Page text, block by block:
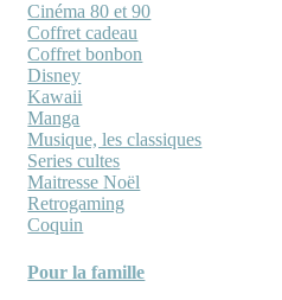
Cinéma 80 et 90
Coffret cadeau
Coffret bonbon
Disney
Kawaii
Manga
Musique, les classiques
Series cultes
Maitresse Noël
Retrogaming
Coquin
Pour la famille